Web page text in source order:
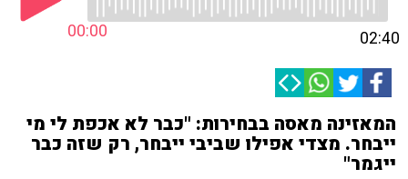
00:00 02:40
המאזינה מאסה בבחירות: "כבר לא אכפת לי מי
ייבחר. מצדי אפילו שביבי ייבחר, רק שזה כבר
ייגמר"